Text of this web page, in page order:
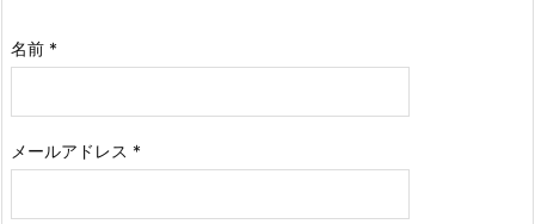
名前 *
メールアドレス *